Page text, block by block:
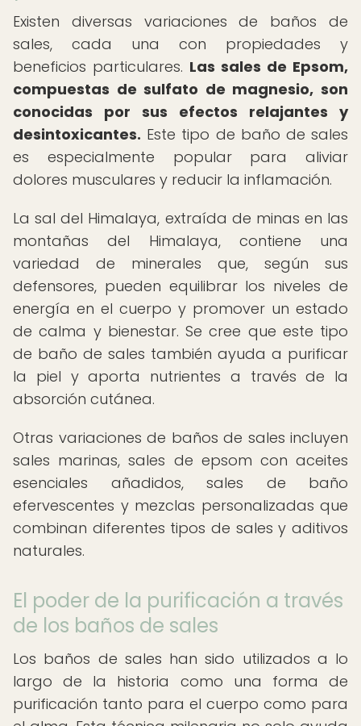
Existen diversas variaciones de baños de
sales, cada una con propiedades y
beneficios particulares. Las sales de Epsom,
compuestas de sulfato de magnesio, son
conocidas por sus efectos relajantes y
desintoxicantes. Este tipo de baño de sales
es especialmente popular para aliviar
dolores musculares y reducir la inflamación.
La sal del Himalaya, extraída de minas en las
montañas del Himalaya, contiene una
variedad de minerales que, según sus
defensores, pueden equilibrar los niveles de
energía en el cuerpo y promover un estado
de calma y bienestar. Se cree que este tipo
de baño de sales también ayuda a purificar
la piel y aporta nutrientes a través de la
absorción cutánea.
Otras variaciones de baños de sales incluyen
sales marinas, sales de epsom con aceites
esenciales añadidos, sales de baño
efervescentes y mezclas personalizadas que
combinan diferentes tipos de sales y aditivos
naturales.
El poder de la purificación a través
de los baños de sales
Los baños de sales han sido utilizados a lo
largo de la historia como una forma de
purificación tanto para el cuerpo como para